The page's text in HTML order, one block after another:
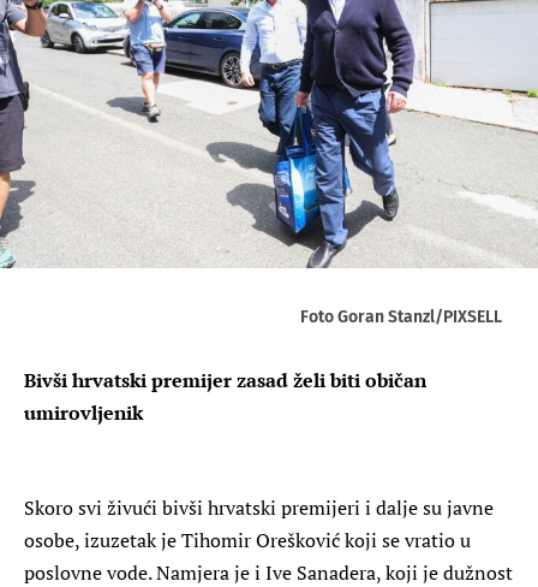
Foto Goran Stanzl/PIXSELL
Bivši hrvatski premijer zasad želi biti običan
umirovljenik
Skoro svi živući bivši hrvatski premijeri i dalje su javne
osobe, izuzetak je Tihomir Orešković koji se vratio u
poslovne vode. Namjera je i Ive Sanadera, koji je dužnost